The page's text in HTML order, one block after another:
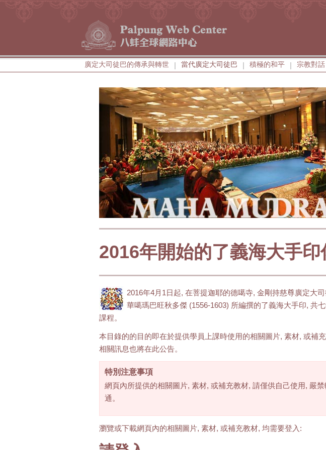
廣定大司徒巴的傳承與轉世 | 當代廣定大司徒巴 | 積極的和平 | 宗教對話
2016年開始的了義海大手印
2016年4月1日起, 在菩提迦耶的德噶寺, 金剛持慈尊廣定大
華噶瑪巴旺秋多傑 (1556-1603) 所編撰的了義海大手印, 共
課程。
本目錄的的目的即在於提供學員上課時使用的相關圖片, 素材, 或補
相關訊息也將在此公告。
特別注意事項
網頁內所提供的相關圖片, 素材, 或補充教材, 請僅供自己使用, 嚴
通。
瀏覽或下載網頁內的相關圖片, 素材, 或補充教材, 均需要登入: